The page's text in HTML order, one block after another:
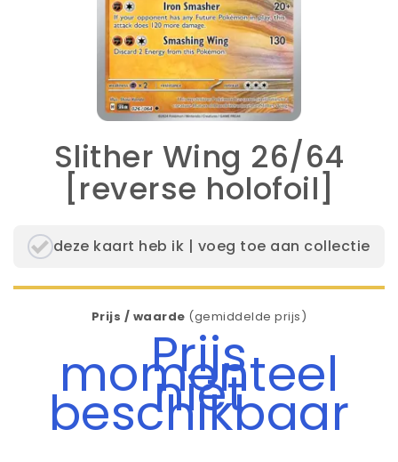
Slither Wing 26/64
[reverse holofoil]
deze kaart heb ik | voeg toe aan collectie
Prijs / waarde (gemiddelde prijs)
Prijs
momenteel
niet
beschikbaar